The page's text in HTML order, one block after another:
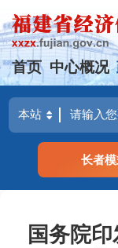
首页 中心概况
长者
国务院